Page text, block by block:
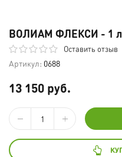
ВОЛИАМ ФЛЕКСИ - 1 л
Оставить отзыв
Артикул: 0688
13 150 руб.